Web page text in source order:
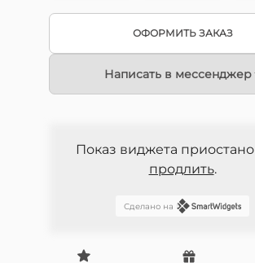
ОФОРМИТЬ ЗАКАЗ
Написать в мессенджер
Показ виджета
продлить.
Сделано на